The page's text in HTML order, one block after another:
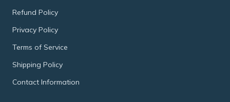
Refund Policy
Privacy Policy
Terms of Service
Shipping Policy
Contact Information